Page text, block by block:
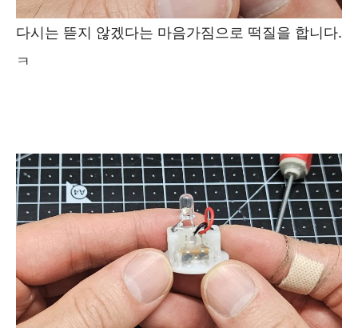
다시는 뜯지 않겠다는 마음가짐으로 떡질을 합니다.
ㅋ